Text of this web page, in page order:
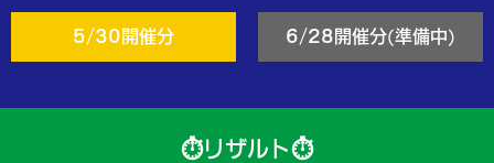
5/30開催分 6/28開催分(準備中)
⏱リザルト⏱